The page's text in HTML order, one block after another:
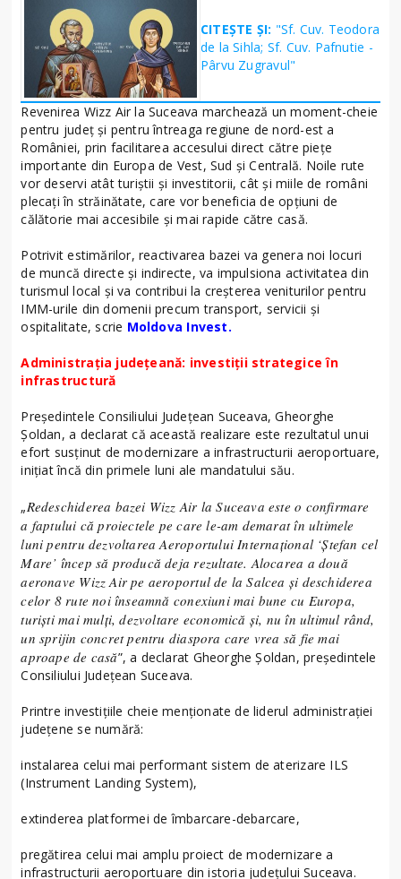
CITEȘTE ȘI: "Sf. Cuv. Teodora
de la Sihla; Sf. Cuv. Pafnutie -
Pârvu Zugravul"
Revenirea Wizz Air la Suceava marchează un moment-cheie
pentru județ și pentru întreaga regiune de nord-est a
României, prin facilitarea accesului direct către piețe
importante din Europa de Vest, Sud și Centrală. Noile rute
vor deservi atât turiștii și investitorii, cât și miile de români
plecați în străinătate, care vor beneficia de opțiuni de
călătorie mai accesibile și mai rapide către casă.
Potrivit estimărilor, reactivarea bazei va genera noi locuri
de muncă directe și indirecte, va impulsiona activitatea din
turismul local și va contribui la creșterea veniturilor pentru
IMM-urile din domenii precum transport, servicii și
ospitalitate, scrie Moldova Invest.
Administrația județeană: investiții strategice în
infrastructură
Președintele Consiliului Județean Suceava, Gheorghe
Șoldan, a declarat că această realizare este rezultatul unui
efort susținut de modernizare a infrastructurii aeroportuare,
inițiat încă din primele luni ale mandatului său.
„Redeschiderea bazei Wizz Air la Suceava este o confirmare
a faptului că proiectele pe care le-am demarat în ultimele
luni pentru dezvoltarea Aeroportului Internațional ‘Ștefan cel
Mare’ încep să producă deja rezultate. Alocarea a două
aeronave Wizz Air pe aeroportul de la Salcea și deschiderea
celor 8 rute noi înseamnă conexiuni mai bune cu Europa,
turiști mai mulți, dezvoltare economică și, nu în ultimul rând,
un sprijin concret pentru diaspora care vrea să fie mai
aproape de casă”, a declarat Gheorghe Șoldan, președintele
Consiliului Județean Suceava.
Printre investițiile cheie menționate de liderul administrației
județene se numără:
instalarea celui mai performant sistem de aterizare ILS
(Instrument Landing System),
extinderea platformei de îmbarcare-debarcare,
pregătirea celui mai amplu proiect de modernizare a
infrastructurii aeroportuare din istoria județului Suceava.